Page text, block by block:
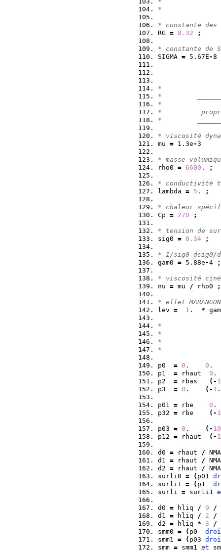
*
* constante
RG = 8.32 ;
* constante de
SIGMA = 5.67E-8
*
*
*
*
*
* viscosité
mu = 1.3e-
* masse
rho0 = 6600 . ;
* conductivité
lambda = 5 . ;
* chaleur
Cp = 270 ;
* tension de
sig0 = 0.34 ;
* 1/sig0 dsig0/
gam0 = 5.88e-4 ;
* viscosité
nu = mu / rho0 ;
* effet
lev = 1 . *
*
*
*
*
p0 = 0 . 0
p1 = rhaut 0
p2 = rbas ( - 1
p3 = 0 . ( - 1
p01 = rbe 0
p32 = rbe ( - 1
p03 = 0 . ( - 10
p12 = rhaut ( -
d0 = rhaut /
d1 = rhaut /
d2 = rhaut /
surli0 = ( p01
surli1 = ( p1
surli = surli1
d0 = hliq / 9 /
d1 = hliq / 2 /
d2 = hliq * 3 /
smm0 = ( p0 droi
smm1 = ( p03 droi
smm = smm1 et